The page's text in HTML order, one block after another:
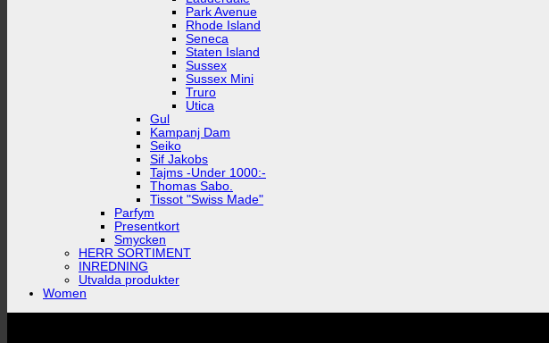
Park Avenue
Rhode Island
Seneca
Staten Island
Sussex
Sussex Mini
Truro
Utica
Gul
Kampanj Dam
Seiko
Sif Jakobs
Tajms -Under 1000:-
Thomas Sabo.
Tissot "Swiss Made"
Parfym
Presentkort
Smycken
HERR SORTIMENT
INREDNING
Utvalda produkter
Women